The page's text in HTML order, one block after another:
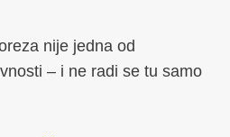
nije jedna od
– i ne radi se tu samo